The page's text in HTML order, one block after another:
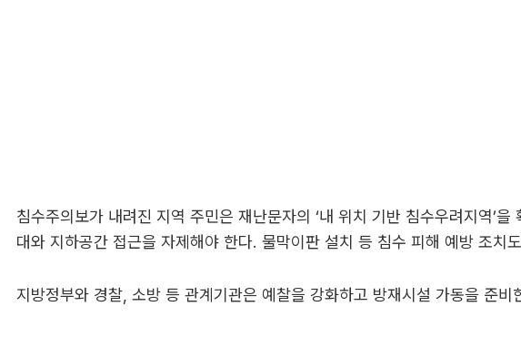
침수주의보가 내려진 지역 주민은 재난문자의 ‘내 위치 기반 침수우려지역’을
대와 지하공간 접근을 자제해야 한다. 물막이판 설치 등 침수 피해 예방 조치
지방정부와 경찰, 소방 등 관계기관은 예찰을 강화하고 방재시설 가동을 준비